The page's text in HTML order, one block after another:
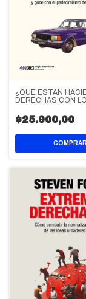
¿QUÉ ESTÁN
DERECHAS CON
$25.900,00